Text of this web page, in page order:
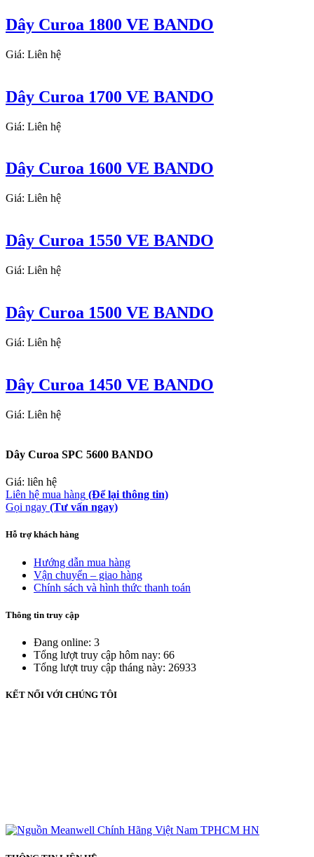
Dây Curoa 1800 VE BANDO
Giá: Liên hệ
Dây Curoa 1700 VE BANDO
Giá: Liên hệ
Dây Curoa 1600 VE BANDO
Giá: Liên hệ
Dây Curoa 1550 VE BANDO
Giá: Liên hệ
Dây Curoa 1500 VE BANDO
Giá: Liên hệ
Dây Curoa 1450 VE BANDO
Giá: Liên hệ
Dây Curoa SPC 5600 BANDO
Giá: liên hệ
Liên hệ mua hàng (Để lại thông tin)
Gọi ngay (Tư vấn ngay)
Hỗ trợ khách hàng
Hướng dẫn mua hàng
Vận chuyển – giao hàng
Chính sách và hình thức thanh toán
Thông tin truy cập
Đang online: 3
Tổng lượt truy cập hôm nay: 66
Tổng lượt truy cập tháng này: 26933
KẾT NỐI VỚI CHÚNG TÔI